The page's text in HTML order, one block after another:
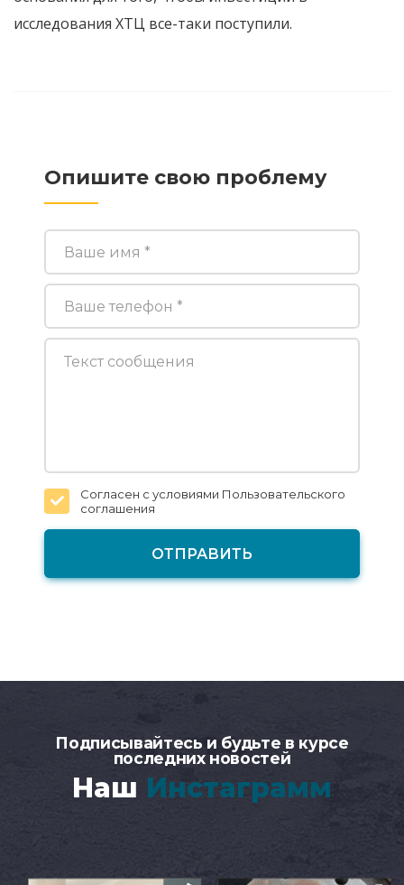
исследования ХТЦ все-таки поступили.
Опишите свою проблему
Согласен с условиями Пользовательского
соглашения
Подписывайтесь и будьте в курсе
последних новостей
Наш Инстаграмм